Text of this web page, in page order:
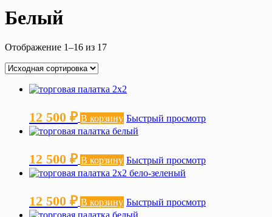
Белый
Отображение 1–16 из 17
12 500 ₽ В корзину Быстрый просмотр
12 500 ₽ В корзину Быстрый просмотр
12 500 ₽ В корзину Быстрый просмотр